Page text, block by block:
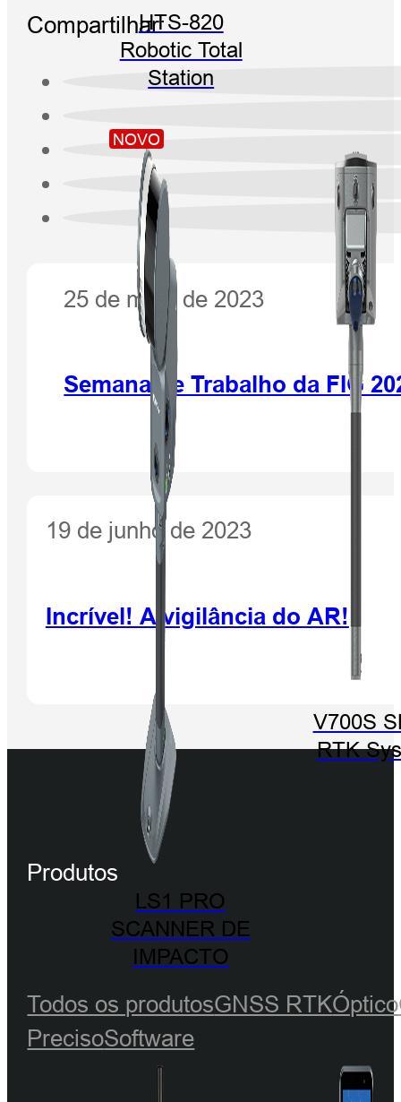
HTS-820
Robotic Total
Station
NOVO
LS1 PRO
SCANNER DE
IMPACTO
V700S
RTK
Compartilhar:
25 de maio de 2023
Semana de Trabalho da FIG
19 de junho de 2023
Incrível! A vigilância do AR!
Produtos
Todos os produtosGNSS RTKÓptico
PrecisoSoftware